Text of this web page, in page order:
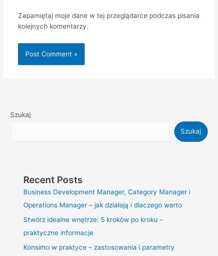
Zapamiętaj moje dane w tej przeglądarce podczas pisania
kolejnych komentarzy.
Szukaj
Szukaj
Recent Posts
Business Development Manager, Category Manager i
Operations Manager – jak działają i dlaczego warto
Stwórz idealne wnętrze: 5 kroków po kroku –
praktyczne informacje
Konsimo w praktyce – zastosowania i parametry